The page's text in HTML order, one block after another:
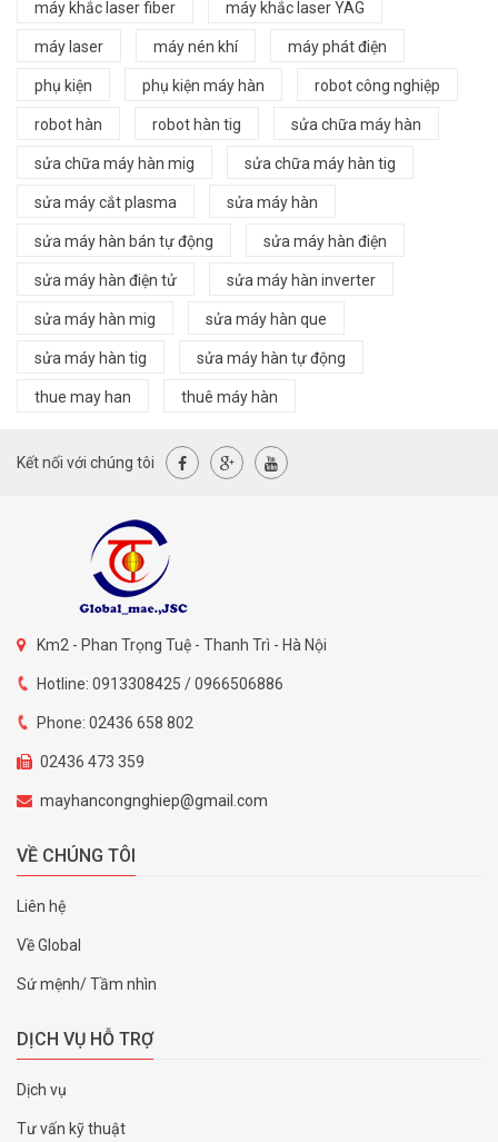
máy khắc laser fiber máy khắc laser YAG
máy laser máy nén khí máy phát điện
phụ kiện phụ kiện máy hàn robot công nghiệp
robot hàn robot hàn tig sửa chữa máy hàn
sửa chữa máy hàn mig sửa chữa máy hàn tig
sửa máy cắt plasma sửa máy hàn
sửa máy hàn bán tự động sửa máy hàn điện
sửa máy hàn điện tử sửa máy hàn inverter
sửa máy hàn mig sửa máy hàn que
sửa máy hàn tig sửa máy hàn tự động
thue may han thuê máy hàn
Kết nối với chúng tôi
Km2 - Phan Trọng Tuệ - Thanh Trì - Hà Nội
Hotline: 0913308425 / 0966506886
Phone: 02436 658 802
02436 473 359
mayhancongnghiep@gmail.com
VỀ CHÚNG TÔI
Liên hệ
Về Global
Sứ mệnh/ Tầm nhìn
DỊCH VỤ HỖ TRỢ
Dịch vụ
Tư vấn kỹ thuật